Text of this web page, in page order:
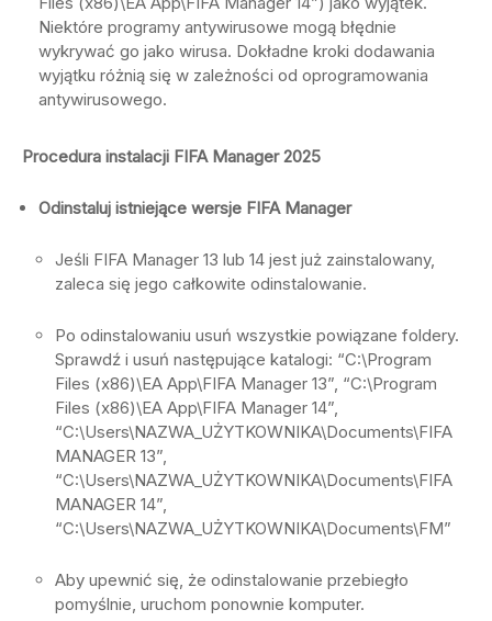
Niektóre programy antywirusowe mogą błędnie
wykrywać go jako wirusa. Dokładne kroki dodawania
wyjątku różnią się w zależności od oprogramowania
antywirusowego.
Procedura instalacji FIFA Manager 2025
Odinstaluj istniejące wersje FIFA Manager
Jeśli FIFA Manager 13 lub 14 jest już zainstalowany,
zaleca się jego całkowite odinstalowanie.
Po odinstalowaniu usuń wszystkie powiązane foldery.
Sprawdź i usuń następujące katalogi: “C:\Program
Files (x86)\EA App\FIFA Manager 13”, “C:\Program
Files (x86)\EA App\FIFA Manager 14”,
“C:\Users\NAZWA_UŻYTKOWNIKA\Documents\FIFA
MANAGER 13”,
“C:\Users\NAZWA_UŻYTKOWNIKA\Documents\FIFA
MANAGER 14”,
“C:\Users\NAZWA_UŻYTKOWNIKA\Documents\FM”
Aby upewnić się, że odinstalowanie przebiegło
pomyślnie, uruchom ponownie komputer.